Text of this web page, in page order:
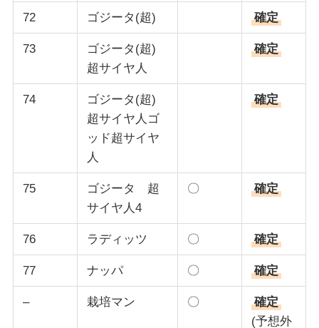
72 ゴジータ(超) 確定
73
ゴジータ(超)
超サイヤ人
確定
74
ゴジータ(超)
超サイヤ人ゴ
ッド超サイヤ
人
確定
75
ゴジータ 超
サイヤ人4
〇 確定
76 ラディッツ 〇 確定
77 ナッパ 〇 確定
– 栽培マン 〇
確定
(予想外